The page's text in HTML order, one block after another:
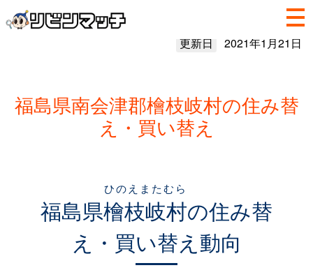
更新日 2021年1月21日
福島県南会津郡檜枝岐村の住み替
え・買い替え
福島県檜枝岐村
ひのえまたむら
の住み替
え・買い替え動向